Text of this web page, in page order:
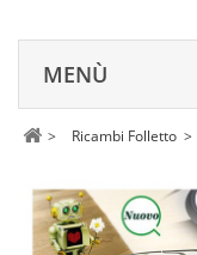
MENÙ
> Ricambi Folletto >